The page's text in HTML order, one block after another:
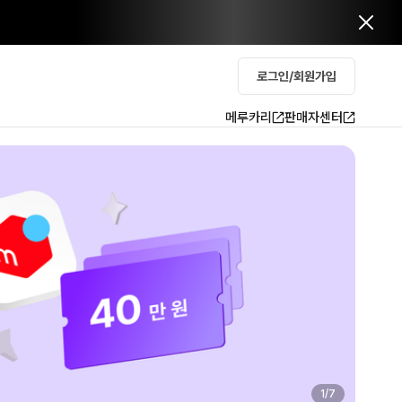
로그인/회원가입
메루카리 판매자센터
2/7